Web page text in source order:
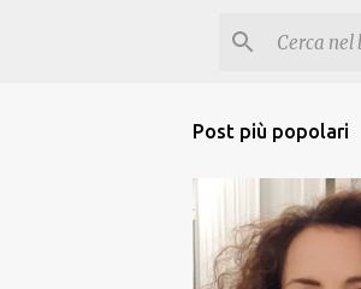
Post più popolari